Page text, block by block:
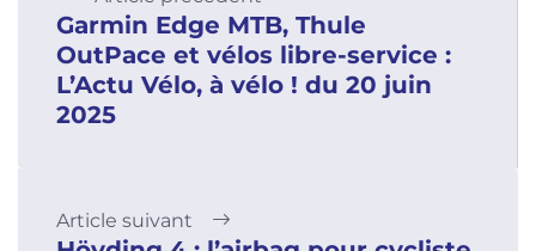
Garmin Edge MTB, Thule
OutPace et vélos libre-service :
L’Actu Vélo, à vélo ! du 20 juin
2025
Article suivant